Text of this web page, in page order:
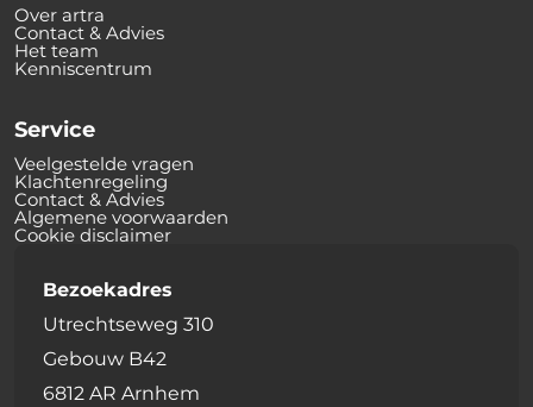
Over artra
Contact & Advies
Het team
Kenniscentrum
Service
Veelgestelde vragen
Klachtenregeling
Contact & Advies
Algemene voorwaarden
Cookie disclaimer
Bezoekadres
Utrechtseweg 310
Gebouw B42
6812 AR Arnhem